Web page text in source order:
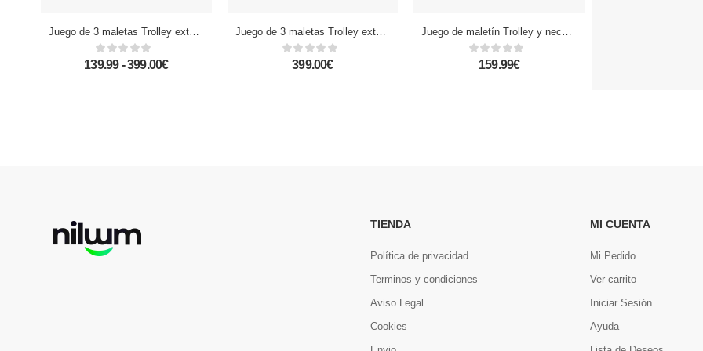
Juego de 3 maletas Trolley extensibles, en material ligero ABS de alta resistencia. Cerradura numérica, 4 ruedas dobles giratorias 360°.
139.99 - 399.00€
Juego de 3 maletas Trolley extensibles de tela, semirrígidas. Cerradura numérica, 4 ruedas giratorias 360°.
399.00€
Juego de maletín Trolley y neceser, en material ligero ABS de alta resistencia. Cerradura numérica, 4 ruedas giratorias 360.
159.99€
TIENDA
Política de privacidad
Terminos y condiciones
Aviso Legal
Cookies
MI CUENTA
Mi Pedido
Ver carrito
Iniciar Sesión
Ayuda